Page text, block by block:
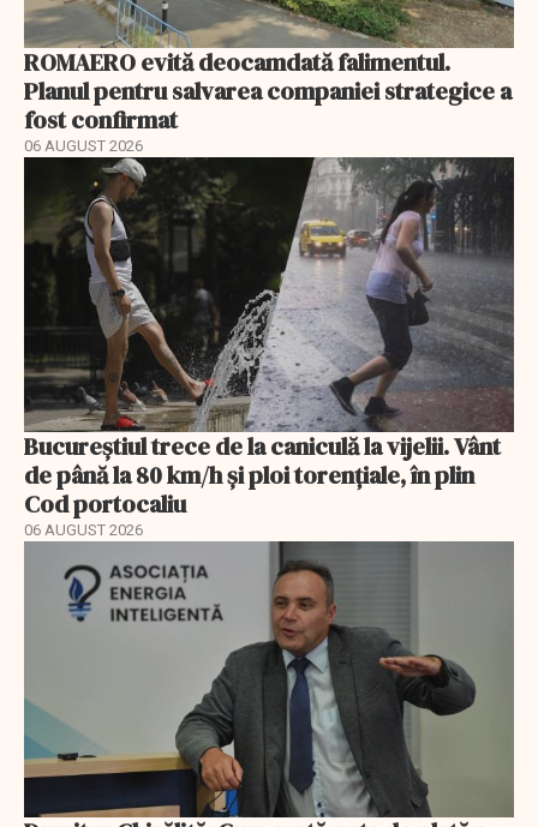
ROMAERO evită deocamdată falimentul.
Planul pentru salvarea companiei strategice a
fost confirmat
06 AUGUST 2026
Bucureștiul trece de la caniculă la vijelii. Vânt
de până la 80 km/h și ploi torențiale, în plin
Cod portocaliu
06 AUGUST 2026